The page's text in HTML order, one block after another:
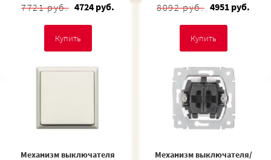
7721 руб. 4724 руб.
Купить
8092 руб. 4951 руб.
Купить
Механизм выключателя
Механизм выключателя/